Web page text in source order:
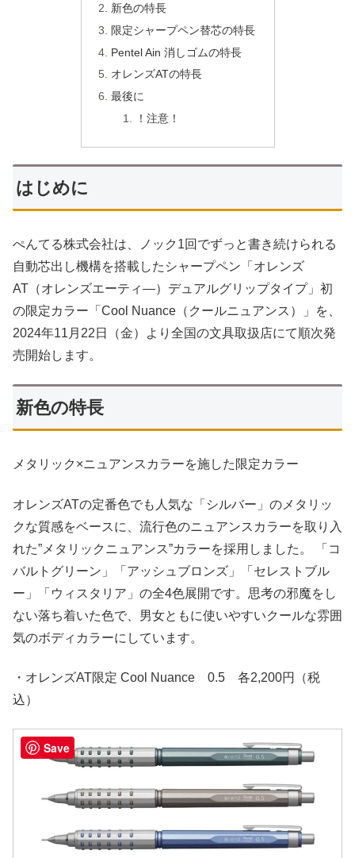
新色の特長
限定シャープペン替芯の特長
Pentel Ain 消しゴムの特長
オレンズATの特長
最後に
！注意！
はじめに
ぺんてる株式会社は、ノック1回でずっと書き続けられる
自動芯出し機構を搭載したシャープペン「オレンズ
AT（オレンズエーティ―）デュアルグリップタイプ」初
の限定カラー「Cool Nuance（クールニュアンス）」を、
2024年11月22日（金）より全国の文具取扱店にて順次発
売開始します。
新色の特長
メタリック×ニュアンスカラーを施した限定カラー
オレンズATの定番色でも人気な「シルバー」のメタリッ
クな質感をベースに、流行色のニュアンスカラーを取り入
れた”メタリックニュアンス”カラーを採用しました。 「コ
バルトグリーン」「アッシュブロンズ」「セレストブル
ー」「ウィスタリア」の全4色展開です。思考の邪魔をし
ない落ち着いた色で、男女ともに使いやすいクールな雰囲
気のボディカラーにしています。
・オレンズAT限定 Cool Nuance 0.5 各2,200円（税
込）
Save